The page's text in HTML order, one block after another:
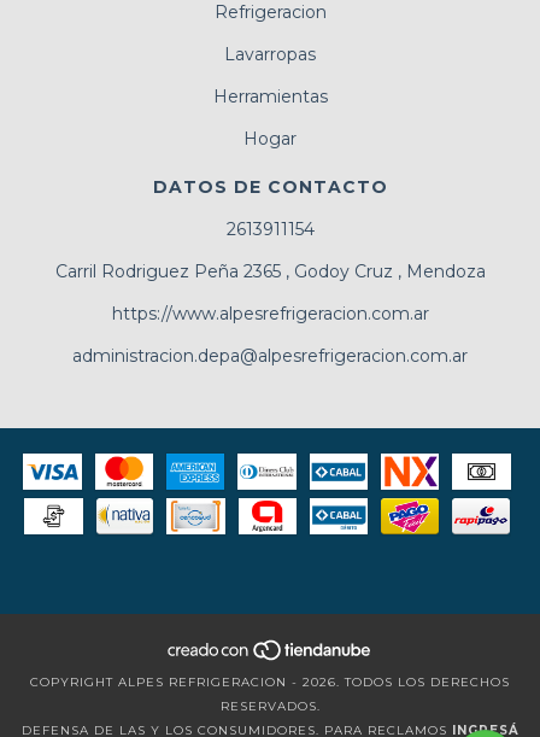
Refrigeracion
Lavarropas
Herramientas
Hogar
DATOS DE CONTACTO
2613911154
Carril Rodriguez Peña 2365 , Godoy Cruz , Mendoza
https://www.alpesrefrigeracion.com.ar
administracion.depa@alpesrefrigeracion.com.ar
COPYRIGHT ALPES REFRIGERACION - 2026. TODOS LOS DERECHOS
RESERVADOS.
DEFENSA DE LAS Y LOS CONSUMIDORES. PARA RECLAMOS INGRESÁ